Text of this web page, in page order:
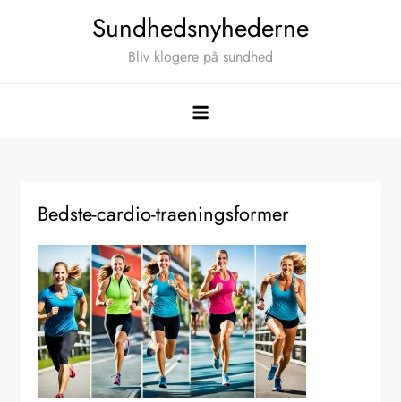
Sundhedsnyhederne
Bliv klogere på sundhed
Bedste-cardio-traeningsformer